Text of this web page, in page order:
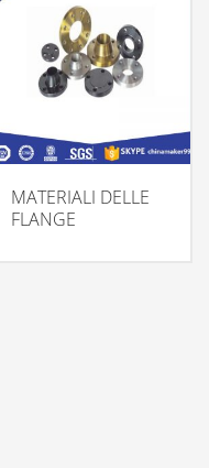
MATERIALI DELLE
FLANGE